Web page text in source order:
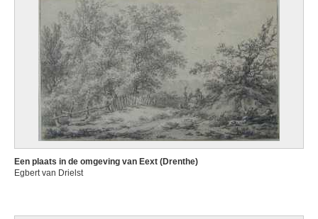
Een plaats in de omgeving van Eext (Drenthe)
Egbert van Drielst